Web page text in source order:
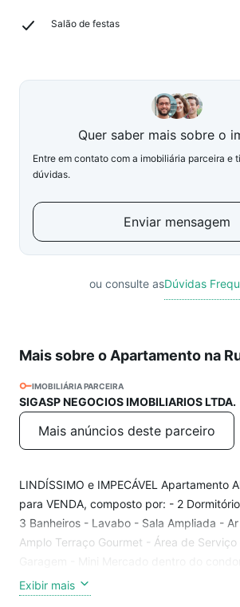
Salão de festas
Quer saber mais sobre o
Entre em contato com a imobiliária parceira e
dúvidas.
Enviar mensagem
ou consulte asDúvidas
Mais sobre o Apartamento na
IMOBILIÁRIA PARCEIRA
SIGASP NEGOCIOS IMOBILIARIOS LTDA.
Mais anúncios deste parceiro
LINDÍSSIMO e IMPECÁVEL Apartamento
para VENDA, composto por: - 2
3 Banheiros - Lavabo - Sala Ampliada -
Amplo Terraço Gourmet - Área de
COMPLETO Excelente Localização: Fácil
Tatuapé e Anália Franco. A 5 minutos do
Exibir mais